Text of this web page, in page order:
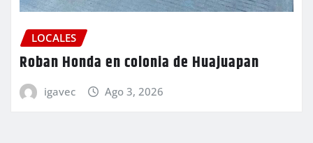
LOCALES
Roban Honda en colonia de Huajuapan
igavec Ago 3, 2026